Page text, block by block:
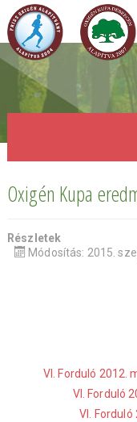
Oxigén Kupa
Részletek
Módosítás: 2015.
VI. Forduló 2012.
VI. Forduló
VI.